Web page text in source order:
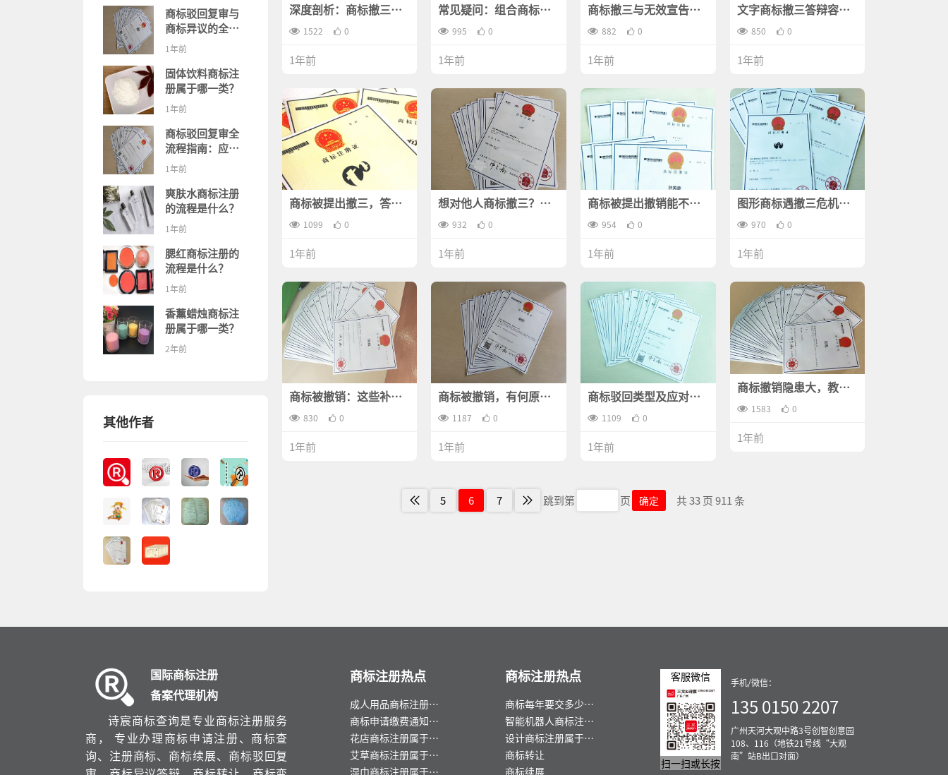
商标驳回复审与
商标异议的全面
解析
1年前
固体饮料商标注
册属于哪一类？
1年前
商标驳回复审全
流程指南：应对
策略与常见问题
解答
1年前
爽肤水商标注册
的流程是什么？
1年前
腮红商标注册的
流程是什么？
1年前
香薰蜡烛商标注
册属于哪一类？
2年前
其他作者
深度剖析：商标撤三的
成功几率高不高？
1522 0
1年前
常见疑问：组合商标撤
三答辩
995 0
1年前
商标撤三与无效宣告：
让你轻易分辨两者关系
882 0
1年前
文字商标撤三答辩容不
容易？
850 0
1年前
商标被提出撤三，答辩
的几率高不高？
1099 0
1年前
想对他人商标撤三？这
些误区要警惕
932 0
1年前
商标被提出撤销能不能
追究申请人的责任？
954 0
1年前
图形商标遇撤三危机，
答辩胜算几何？
970 0
1年前
商标被撤销：这些补救
措施助你绝处逢生
830 0
1年前
商标被撤销，有何原因
你知多少？
1187 0
1年前
商标驳回类型及应对策
略
1109 0
1年前
商标撤销隐患大，教你
全方位预防商标被撤销
1583 0
1年前
5 6 7 跳到第 页 确定 共 33 页 911 条
国际商标注册
备案代理机构
诗宸商标查询是专业商标注册服务
商， 专业办理商标申请注册、商标查
询、注册商标、商标续展、商标驳回复
商标注册热点
成人用品商标注册属
于哪一类？
商标申请缴费通知书
几天下来及缴费指南
花店商标注册属于哪
一类？
艾草商标注册属于哪
一类？
湿巾商标注册属于哪
商标注册热点
商标每年要交多少
钱？
智能机器人商标注册
属于哪一类？
设计商标注册属于哪
一类？
商标转让
商标续展
客服微信
扫一扫或长按
手机/微信：
135 0150 2207
广州天河大观中路3号创智创意园
108、116（地铁21号线“大观
南”站B出口对面）